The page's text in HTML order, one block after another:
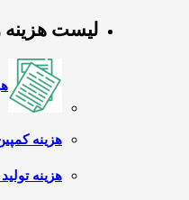
لیست هزینه
هزینه
هزینه